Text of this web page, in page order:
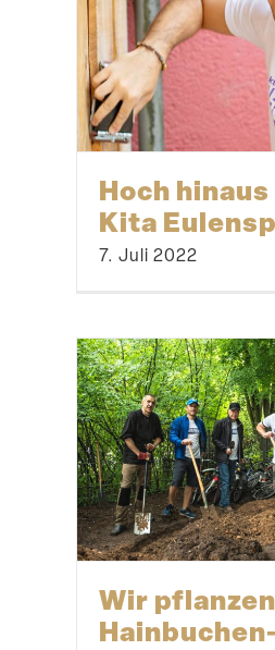
Hoch
Kita
7. Juli 2022
Wir